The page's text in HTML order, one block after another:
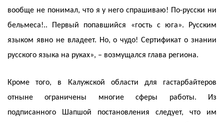
вообще не понимал, что я у него спрашиваю! По-русски ни
бельмеса!.. Первый попавшийся «гость с юга». Русским
языком явно не владеет. Но, о чудо! Сертификат о знании
русского языка на руках», – возмущался глава региона.
Кроме того, в Калужской области для гастарбайтеров
отныне ограничены многие сферы работы. Из
подписанного Шапшой постановления следует, что им